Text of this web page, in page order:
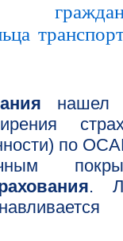
нашел
по
.